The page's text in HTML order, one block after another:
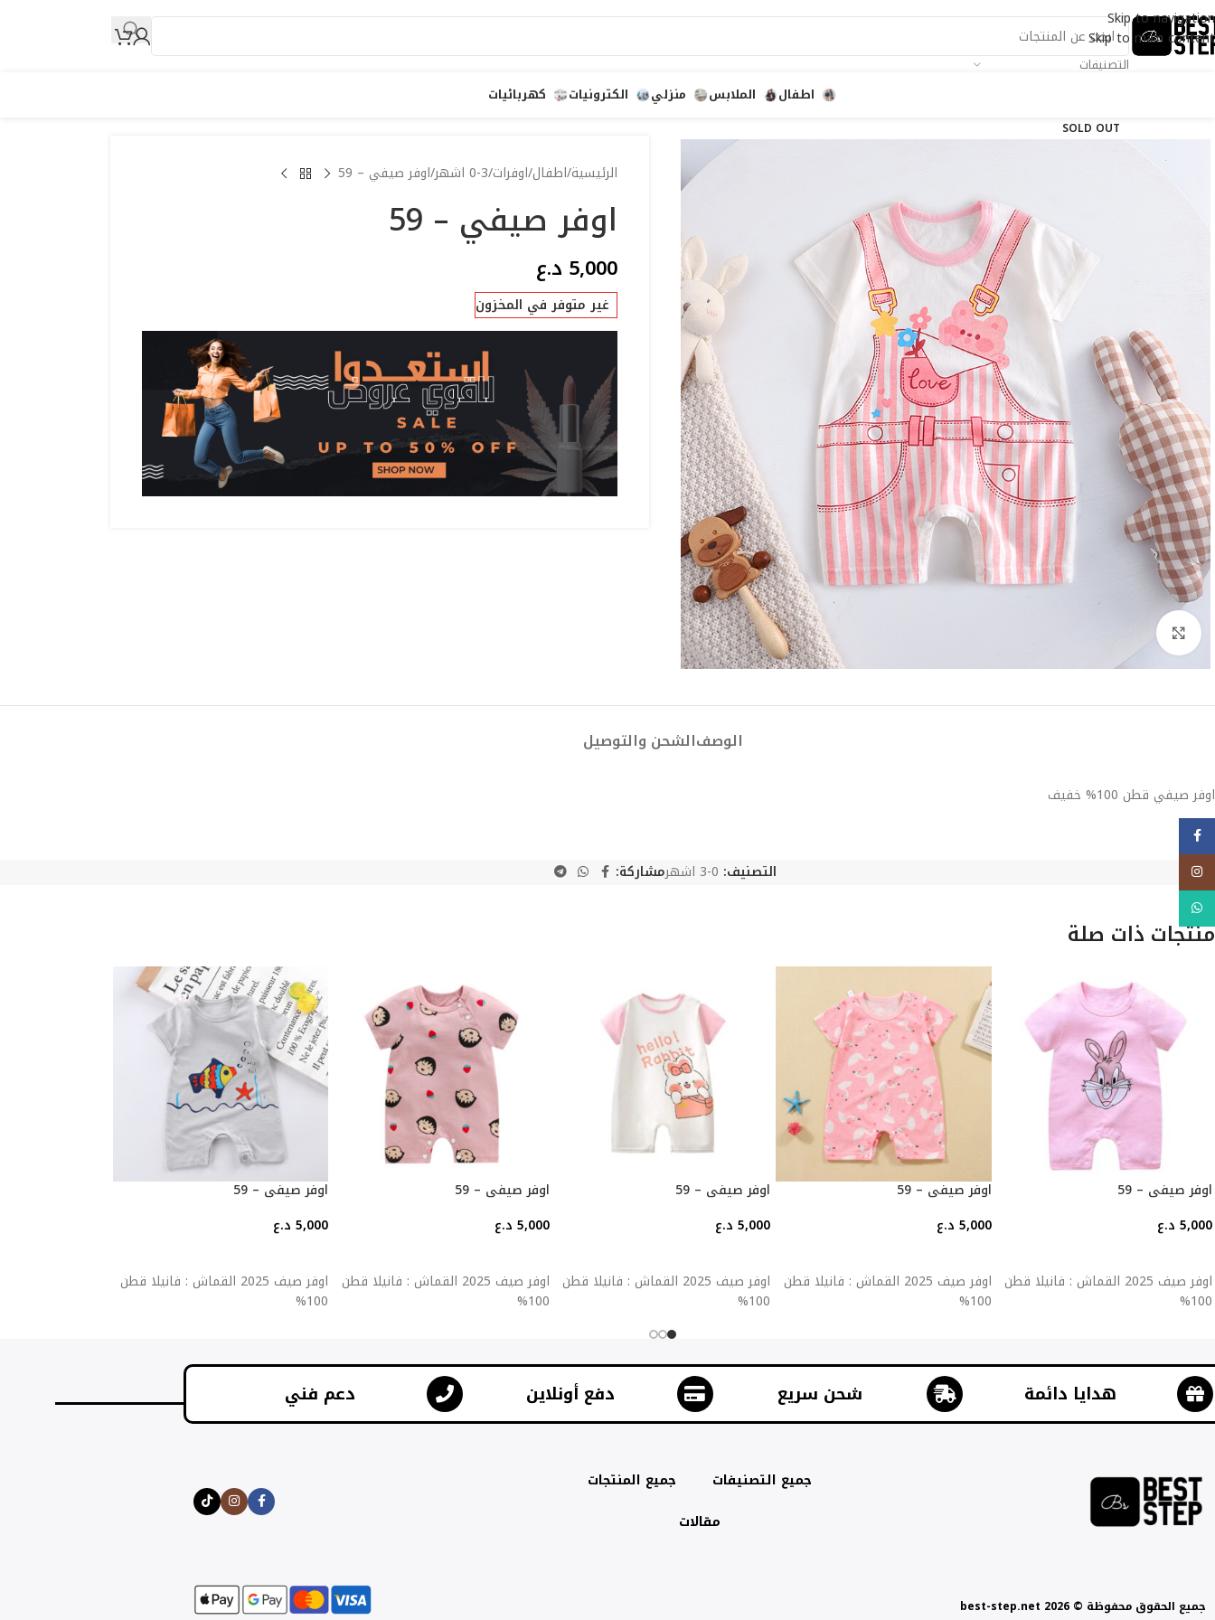
Skip to navigation
Skip to main content
التصنيفات
اطفال
الملابس منزلي الكترونيات كهربائيات
SOLD OUT
الرئيسية اطفالاوفرات 0-3 اشهر اوفر صيفي – 59
اوفر صيفي – 59
5,000 د.ع
غير متوفر في المخزون
الوصفالشحن والتوصيل
اوفر صيفي قطن 100% خفيف
التصنيف: 0-3 اشهر مشاركة:
منتجات ذات صلة
اوفر صيفي – 59
5,000 د.ع
اوفر صيف 2025 القماش : فانيلا قطن
100%
اوفر صيفي – 59
5,000 د.ع
اوفر صيف 2025 القماش : فانيلا قطن
100%
اوفر صيفي – 59
5,000 د.ع
اوفر صيف 2025 القماش : فانيلا قطن
100%
اوفر صيفي – 59
5,000 د.ع
اوفر صيف 2025 القماش : فانيلا قطن
100%
اوفر صيفي – 59
5,000 د.ع
اوفر صيف 2025 القماش : فانيلا قطن
100%
هدايا دائمة شحن سريع دفع أونلاين دعم فني
جميع التصنيفات
جميع المنتجات
مقالات
جميع الحقوق محفوظة © best-step.net 2026